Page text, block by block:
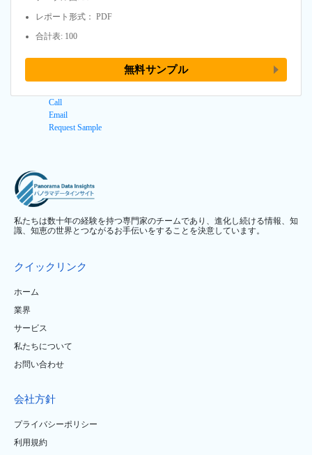
レポート形式： PDF
合計表: 100
無料サンプル
Call
Email
Request Sample
私たちは数十年の経験を持つ専門家のチームであり、進化し続ける情報、知
識、知恵の世界とつながるお手伝いをすることを決意しています。
クイックリンク
ホーム
業界
サービス
私たちについて
お問い合わせ
会社方針
プライバシーポリシー
利用規約